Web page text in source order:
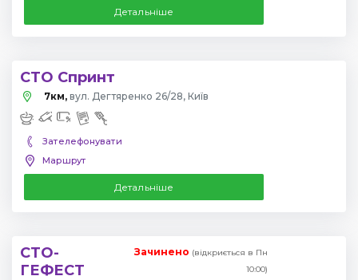
Детальніше
СТО Спринт
7км, вул. Дегтяренко 26/28, Київ
Зателефонувати
Маршрут
Детальніше
СТО-
ГЕФЕСТ
Зачинено (відкриється в Пн
10:00)